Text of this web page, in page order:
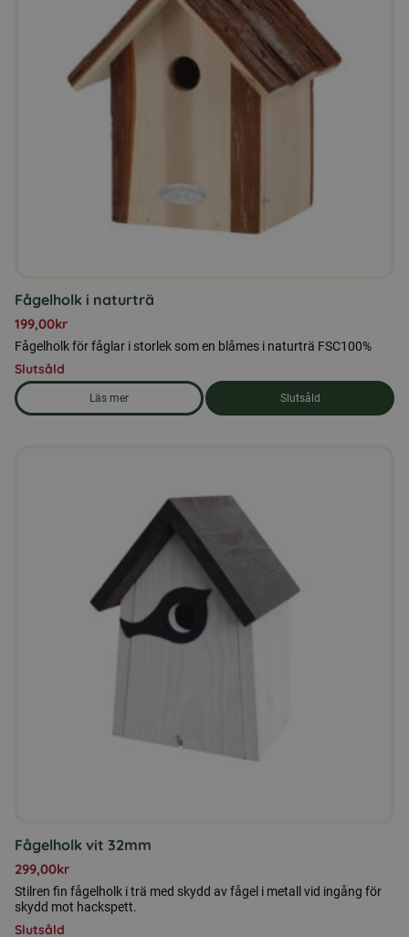
Fågelholk i naturträ
199,00kr
Fågelholk för fåglar i storlek som en blåmes i naturträ FSC100%
Slutsåld
Läs mer
om produkten Fågelholk i naturträ
Slutsåld
Fågelholk vit 32mm
299,00kr
Stilren fin fågelholk i trä med skydd av fågel i metall vid ingång för
skydd mot hackspett.
Slutsåld